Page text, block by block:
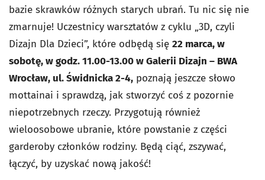
bazie skrawków różnych starych ubrań. Tu nic się nie
zmarnuje! Uczestnicy warsztatów z cyklu „3D, czyli
Dizajn Dla Dzieci”, które odbędą się 22 marca, w
sobotę, w godz. 11.00-13.00wGalerii Dizajn – BWA
Wrocław, ul. Świdnicka 2-4, poznają jeszcze słowo
mottainai i sprawdzą, jak stworzyć coś z pozornie
niepotrzebnych rzeczy. Przygotują również
wieloosobowe ubranie, które powstanie z części
garderoby członków rodziny. Będą ciąć, zszywać,
łączyć, by uzyskać nową jakość!